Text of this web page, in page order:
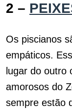
2 –
Os piscianos
empáticos.
lugar do outro
amorosos do
sempre estão